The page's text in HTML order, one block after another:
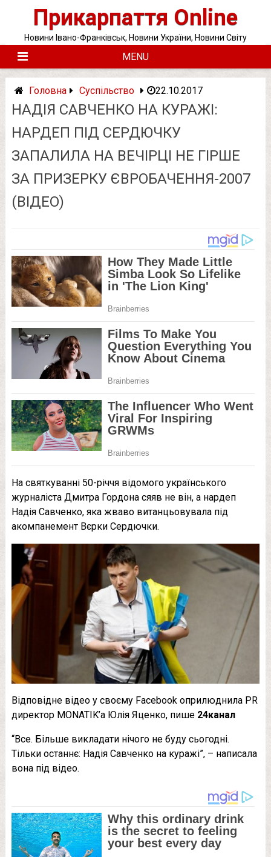
Прикарпаття Online
Новини Івано-Франківськ, Новини України, Новини Світу
MENU
Головна Суспільство 22.10.2017
НАДІЯ САВЧЕНКО НА КУРАЖІ:
НАРДЕП ПІД СЕРДЮЧКУ
ЗАПАЛИЛА НА ВЕЧІРЦІ НЕ ГІРШЕ
ЗА ПРИЗЕРКУ ЄВРОБАЧЕННЯ-2007
(ВІДЕО)
На святкуванні 50-річчя відомого українського
журналіста Дмитра Гордона сяяв не він, а нардеп
Надія Савченко, яка жваво витанцьовувала під
акомпанемент Вєрки Сердючки.
Відповідне відео у своєму Facebook оприлюднила PR
директор MONATIK’а Юлія Яценко, пише 24канал
“Все. Більше викладати нічого не буду сьогодні.
Тільки останнє: Надія Савченко на куражі”, – написала
вона під відео.